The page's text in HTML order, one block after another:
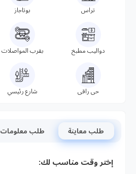
تراس بوتاجاز
دواليب مطبخ بقرب المواصلات
حى راقى شارع رئيسي
طلب معاينة طلب معلومات
إختر وقت مناسب لك: